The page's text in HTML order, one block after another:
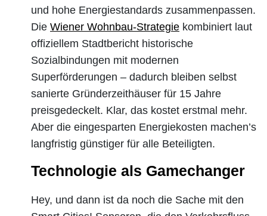
und hohe Energiestandards zusammenpassen.
Die Wiener Wohnbau-Strategie kombiniert laut
offiziellem Stadtbericht historische
Sozialbindungen mit modernen
Superförderungen – dadurch bleiben selbst
sanierte Gründerzeithäuser für 15 Jahre
preisgedeckelt. Klar, das kostet erstmal mehr.
Aber die eingesparten Energiekosten machen’s
langfristig günstiger für alle Beteiligten.
Technologie als Gamechanger
Hey, und dann ist da noch die Sache mit den